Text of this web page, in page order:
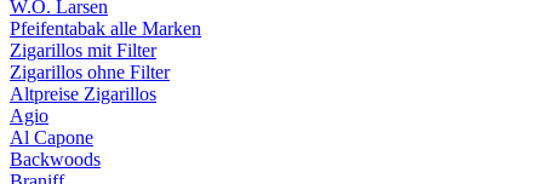
W.O. Larsen
Pfeifentabak alle Marken
Zigarillos mit Filter
Zigarillos ohne Filter
Altpreise Zigarillos
Agio
Al Capone
Backwoods